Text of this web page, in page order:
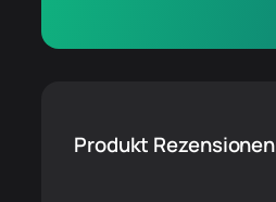
Produkt Rezensionen